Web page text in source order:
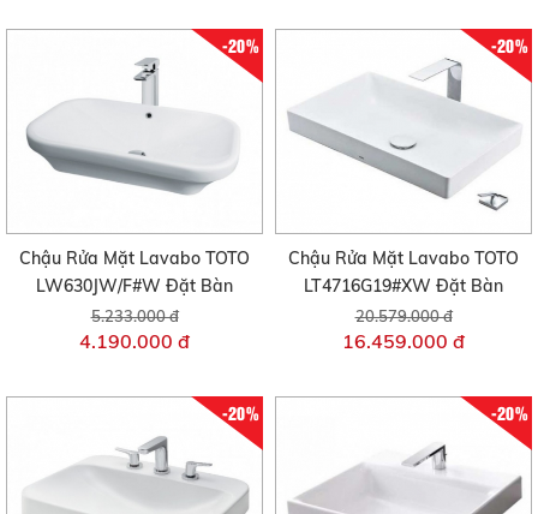
-20%
Chậu Rửa Mặt Lavabo TOTO
LW630JW/F#W Đặt Bàn
5.233.000 đ
4.190.000 đ
-20%
Chậu Rửa Mặt Lavabo TOTO
LT4716G19#XW Đặt Bàn
20.579.000 đ
16.459.000 đ
-20% -20%